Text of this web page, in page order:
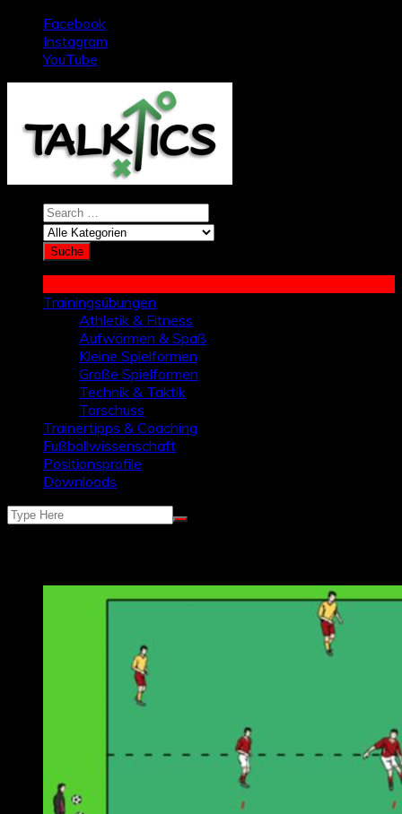
springen
Facebook
Instagram
YouTube
Trainingsübungen
Athletik & Fitness
Aufwärmen & Spaß
Kleine Spielformen
Große Spielformen
Technik & Taktik
Torschuss
Trainertipps & Coaching
Fußballwissenschaft
Positionsprofile
Downloads